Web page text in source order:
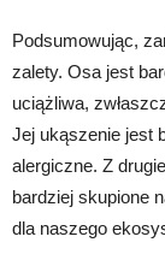
Podsumowując,
zalety. Osa jest
uciążliwa,
Jej ukąszenie jest
alergiczne. Z
bardziej skupione
dla naszego